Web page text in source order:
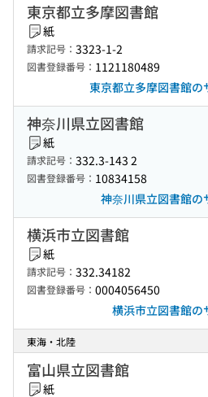
東京都立多摩図書館
紙
請求記号： 3323-1-2
図書登録番号： 1121180489
東京都立多摩図書館
神奈川県立図書館
紙
請求記号： 332.3-143 2
図書登録番号： 10834158
神奈川県立図書館
横浜市立図書館
紙
請求記号： 332.34182
図書登録番号： 0004056450
横浜市立図書館の
東海・北陸
富山県立図書館
紙